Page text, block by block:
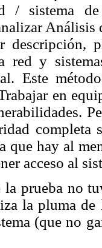
/ sistema de
Análisis
descripción,
red y
Este
en
completa
que hay al
acceso al
prueba no
la pluma
(que no